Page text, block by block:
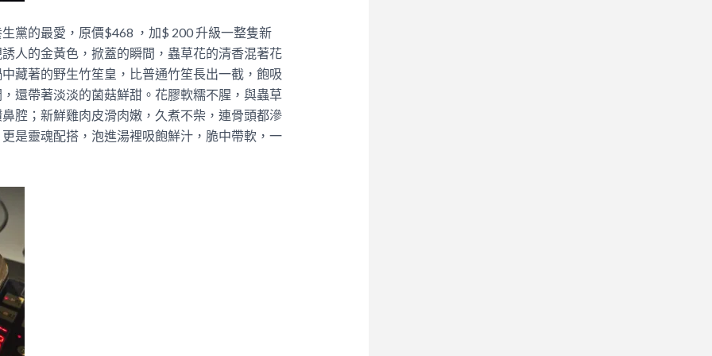
黨的最愛，原價$468 ，加$ 200 升級一整隻新
人的金黃色，掀蓋的瞬間，蟲草花的清香混著花
藏著的野生竹笙皇，比普通竹笙長出一截，飽吸
還帶著淡淡的菌菇鮮甜。花膠軟糯不腥，與蟲草
腔；新鮮雞肉皮滑肉嫩，久煮不柴，連骨頭都滲
是靈魂配搭，泡進湯裡吸飽鮮汁，脆中帶軟，一